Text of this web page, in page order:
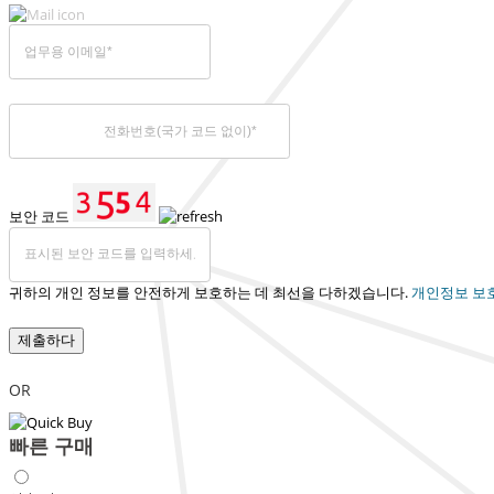
보안 코드
귀하의 개인 정보를 안전하게 보호하는 데 최선을 다하겠습니다. 개인정보 보
제출하다
OR
빠른 구매